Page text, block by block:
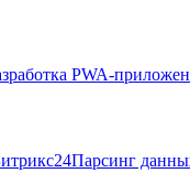
PWA-
Парсинг